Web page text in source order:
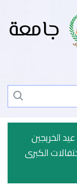
جامعة
الخريجين
بقاعة الاحتفالات الكبرى